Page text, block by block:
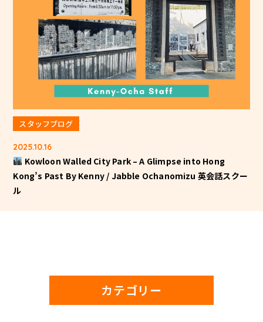
スタッフブログ
2025.10.16
Kowloon Walled City Park – A Glimpse into Hong
Kong’s Past By Kenny / Jabble Ochanomizu 英会話スクー
ル
カテゴリー